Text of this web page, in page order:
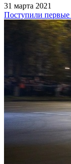
31 марта 2021
Поступили первые